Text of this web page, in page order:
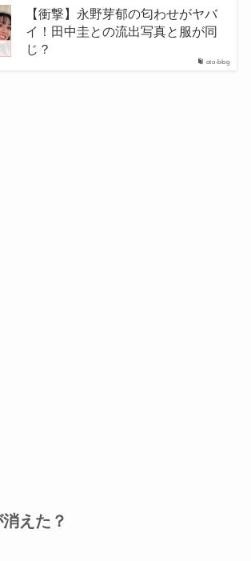
oto-blog
【衝撃】永野芽郁の匂わせがヤバ
イ！田中圭との流出写真と服が同
じ？
消えた？